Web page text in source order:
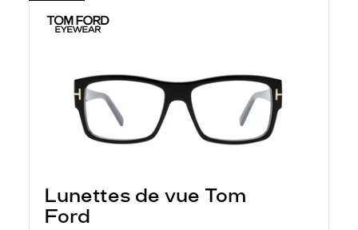
Lunettes de vue Tom
Ford